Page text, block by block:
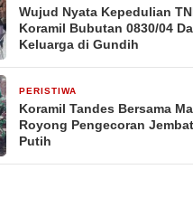
Wujud Nyata Kepedulian
Koramil Bubutan 0830/04
Keluarga di Gundih
PERISTIWA
Koramil Tandes Bersama
Royong Pengecoran
Putih